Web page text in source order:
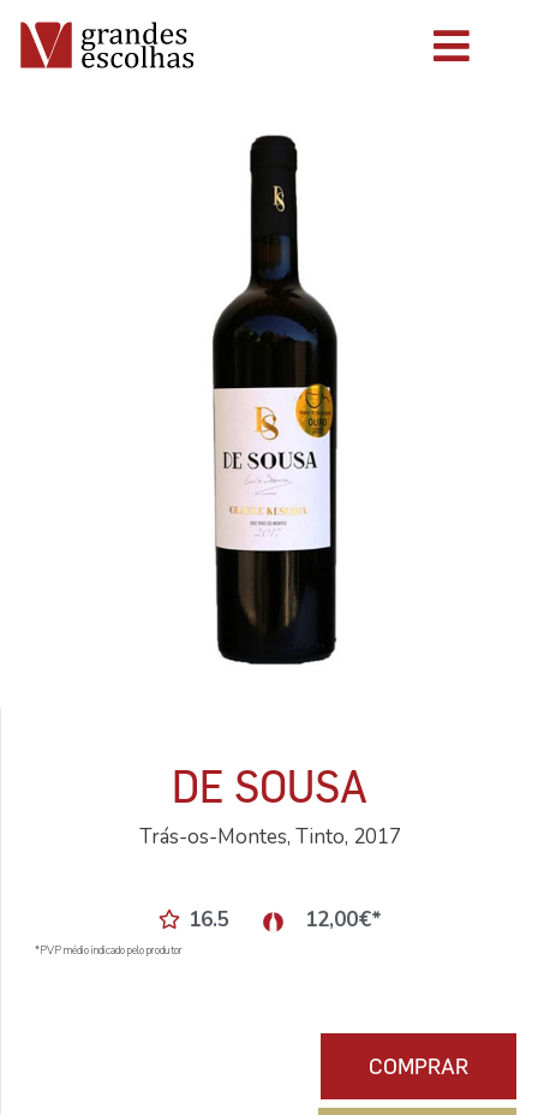
DE SOUSA
Trás-os-Montes, Tinto, 2017
16.5 12,00€*
*PVP médio indicado pelo produtor
COMPRAR